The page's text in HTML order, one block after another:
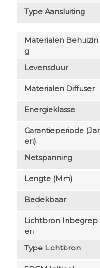
Type Aansluiting
Materialen Behuizin
G
Levensduur
Materialen Diffuser
Energieklasse
Garantieperiode (jar
En)
Netspanning
Lengte (mm)
Bedekbaar
Lichtbron Inbegrep
En
Type Lichtbron